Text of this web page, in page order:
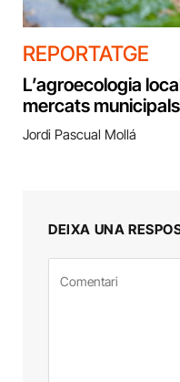
REPORTATGE
L’agroecologia
mercats municipals
Jordi Pascual Mollá
DEIXA UNA